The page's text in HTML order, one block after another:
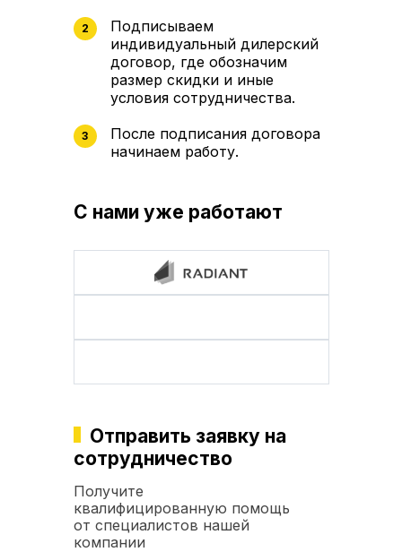
2
Подписываем
индивидуальный дилерский
договор, где обозначим
размер скидки и иные
условия сотрудничества.
3
После подписания договора
начинаем работу.
С нами уже работают
Отправить заявку на
сотрудничество
Получите
квалифицированную помощь
от специалистов нашей
компании